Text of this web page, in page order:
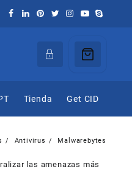
Tienda Get CID
Antivirus Malwarebytes
las amenazas más